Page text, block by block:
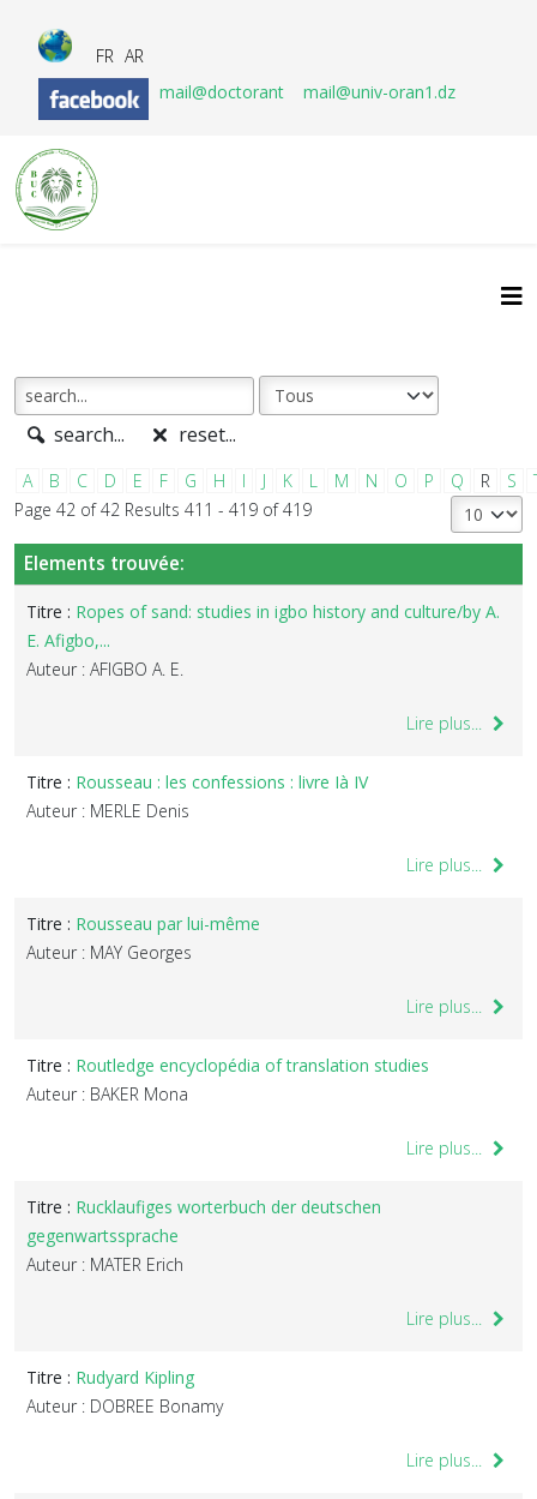
FR AR
mail@doctorant
mail@univ-oran1.dz
search... reset...
A B C D E F G H I J K L M N O P Q R S
Page 42 of 42 Results 411 - 419 of 419
Elements trouvée:
Titre : Ropes of sand: studies in igbo history and culture/by A.
E. Afigbo,...
Auteur : AFIGBO A. E.
Lire plus...
Titre : Rousseau : les confessions : livre Ià IV
Auteur : MERLE Denis
Lire plus...
Titre : Rousseau par lui-même
Auteur : MAY Georges
Lire plus...
Titre : Routledge encyclopédia of translation studies
Auteur : BAKER Mona
Lire plus...
Titre : Rucklaufiges worterbuch der deutschen
gegenwartssprache
Auteur : MATER Erich
Lire plus...
Titre : Rudyard Kipling
Auteur : DOBREE Bonamy
Lire plus...